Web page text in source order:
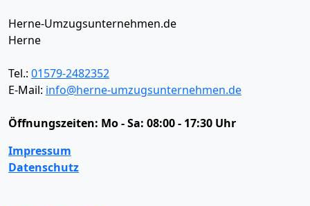
Herne-Umzugsunternehmen.de
Herne
Tel.: 01579-2482352
E-Mail: info@herne-umzugsunternehmen.de
Öffnungszeiten: Mo - Sa: 08:00 - 17:30 Uhr
Impressum
Datenschutz